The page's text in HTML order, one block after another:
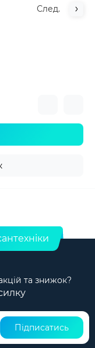
След.
та знижок?
Підписатись